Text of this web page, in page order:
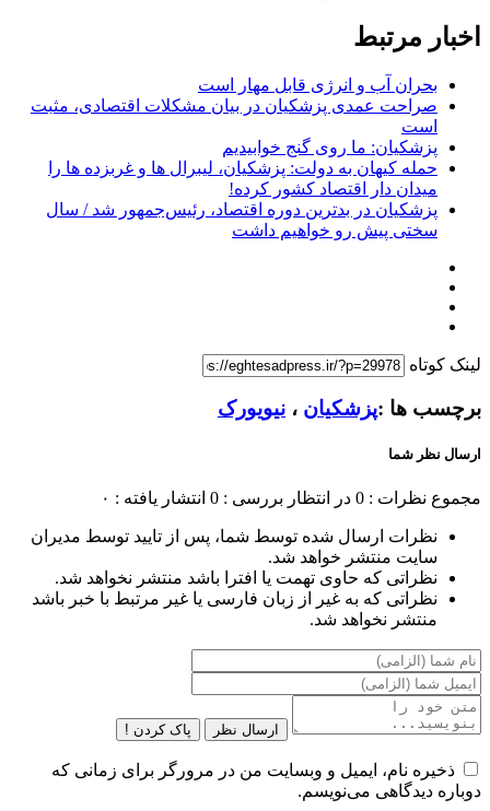
اخبار مرتبط
بحران آب و انرژی قابل مهار است
صراحت عمدی پزشکیان در بیان مشکلات اقتصادی، مثبت
است
پزشکیان: ما روی گنج خوابیدیم
حمله کیهان به دولت: پزشکیان، لیبرال ها و غربزده ها را
میدان دار اقتصاد کشور کرده!
پزشکیان در بدترین دوره اقتصاد، رئیس‌جمهور شد / سال
سختی پیش رو خواهیم داشت
لینک کوتاه
برچسب ها :پزشکیان ، نیویورک
ارسال نظر شما
مجموع نظرات : 0 در انتظار بررسی : 0 انتشار یافته : ۰
نظرات ارسال شده توسط شما، پس از تایید توسط مدیران
سایت منتشر خواهد شد.
نظراتی که حاوی تهمت یا افترا باشد منتشر نخواهد شد.
نظراتی که به غیر از زبان فارسی یا غیر مرتبط با خبر باشد
منتشر نخواهد شد.
ارسال نظر پاک کردن !
ذخیره نام، ایمیل و وبسایت من در مرورگر برای زمانی که
دوباره دیدگاهی می‌نویسم.